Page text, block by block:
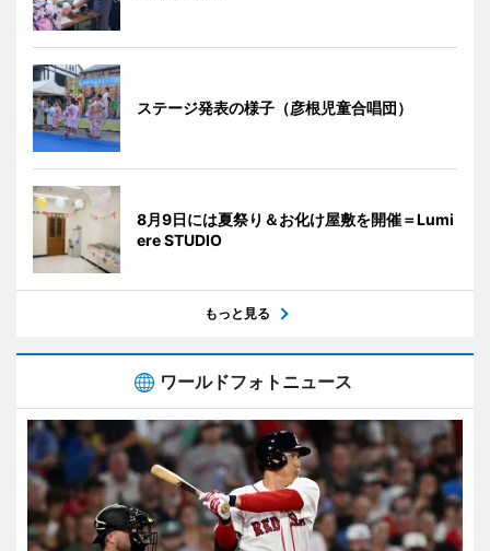
ステージ発表の様子（彦根児童合唱団）
8月9日には夏祭り＆お化け屋敷を開催＝Lumi
ere STUDIO
もっと見る
ワールドフォトニュース